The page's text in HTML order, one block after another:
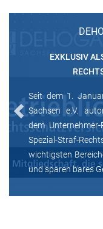
EXKLUSIV
Seit dem 1.
Sachsen e.V.
dem
Spezial-Straf-
wichtigsten
und sparen bares
Previous